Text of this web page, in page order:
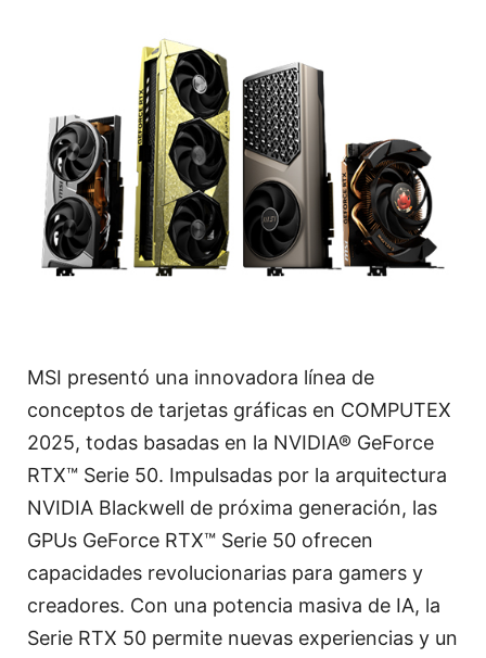
MSI presentó una innovadora línea de
conceptos de tarjetas gráficas en COMPUTEX
2025, todas basadas en la NVIDIA® GeForce
RTX™ Serie 50. Impulsadas por la arquitectura
NVIDIA Blackwell de próxima generación, las
GPUs GeForce RTX™ Serie 50 ofrecen
capacidades revolucionarias para gamers y
creadores. Con una potencia masiva de IA, la
Serie RTX 50 permite nuevas experiencias y un